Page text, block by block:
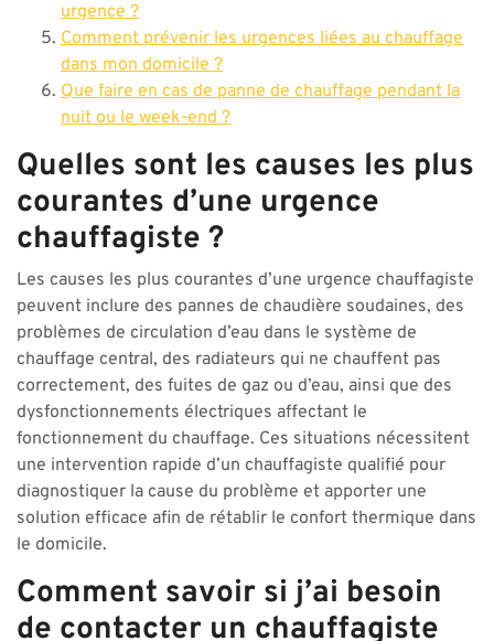
urgence ?
Comment prévenir les urgences liées au chauffage
dans mon domicile ?
Que faire en cas de panne de chauffage pendant la
nuit ou le week-end ?
Quelles sont les causes les plus
courantes d’une urgence
chauffagiste ?
Les causes les plus courantes d’une urgence chauffagiste
peuvent inclure des pannes de chaudière soudaines, des
problèmes de circulation d’eau dans le système de
chauffage central, des radiateurs qui ne chauffent pas
correctement, des fuites de gaz ou d’eau, ainsi que des
dysfonctionnements électriques affectant le
fonctionnement du chauffage. Ces situations nécessitent
une intervention rapide d’un chauffagiste qualifié pour
diagnostiquer la cause du problème et apporter une
solution efficace afin de rétablir le confort thermique dans
le domicile.
Comment savoir si j’ai besoin
de contacter un chauffagiste